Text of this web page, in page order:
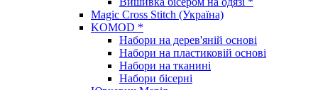
Magic Cross Stitch (Україна)
KOMOD *
Набори на дерев'яній основі
Набори на пластиковій основі
Набори на тканині
Набори бісерні